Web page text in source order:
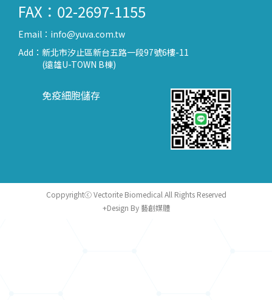
FAX：02-2697-1155
Email： info@yuva.com.tw
Add： 新北市汐止區新台五路一段97號6樓-11
(遠雄U-TOWN B棟)
免疫細胞儲存
Coppyrightⓒ Vectorite Biomedical All Rights Reserved
+Design By 藝創媒體